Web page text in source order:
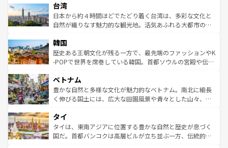
ならではの贅沢な旅のスタイルだ。 なお、新着のアメリカ
情報はコンテンツ一覧を参照してほしい。
れるおもてなしの心で訪れる人々を迎えてくれるハワイの
人々、おいしいローカルフードやハワイアンミュージッ
ク、伝統的なフラダンスなど、すべてがハワイの魅力を彩
ワイを、存分に味わってほしい。 なお、新着のハワイ情報
はコンテンツ一覧を参照してほしい。
リアリーフや大陸中央部にそびえるウルル（エアーズロッ
ク）、タスマニアの美しい原生林やケアンズの熱帯雨林な
ど、見どころがたくさん。また、カフェやワイン、オージ
いる。アクティビティも充実しており、サーフィンやダイ
ビング、ハイキングなど、アウトドア好きにはたまらな
い。オーストラリアの多彩な魅力を存分に味わいつくそ
参照してほしい。
台湾
日本から約４時間ほどでたどり着く台湾は、多彩な文化と
自然が織りなす魅力的な観光地。活気あふれる大都市の台
ン）、静ひつな山岳地帯である台湾東部など、都市の喧騒
と山間の静けさが共存しており、訪れる人に新しい発見と
驚きをもたらしてくれる。また、奥深い台湾の食文化も魅
容にもいいと評判のスイーツなど、バラエティ豊かな料理
が味わえる。 なお、新着の台湾情報は コンテンツ一覧を参
照してほしい。
韓国
歴史ある王朝文化が残る一方で、最先端のファッションやK
-POPで世界を席巻している韓国。首都ソウルの宮殿や伝統
き、地方に足を延ばせば四季折々の自然美を楽しむことが
できる。そして、キムチや焼肉、絶品のストリートフード
まで、さまざまな韓国料理が待っている。夜には、韓国な
リティに包まれながら、韓国の多彩な魅力を心ゆくまで味
わってみてほしい。 なお、新着の韓国情報はコンテンツ一
覧を参照してほしい。
ベトナム
豊かな自然と多様な文化が魅力的なベトナム。南北に細長
く伸びる国土には、広大な田園風景や青々とした山々、世
急速な発展と共に伝統が息づく。ハノイの古い町並みやホ
ーチミン市のフランス統治時代の建物も、独特の雰囲気を
醸し出している。また、バラエティの豊かさとおいしさで
タイ
タイは、東南アジアに位置する豊かな自然と歴史が息づく
国だ。首都バンコクは高層ビルが立ち並ぶ一方、伝統的な